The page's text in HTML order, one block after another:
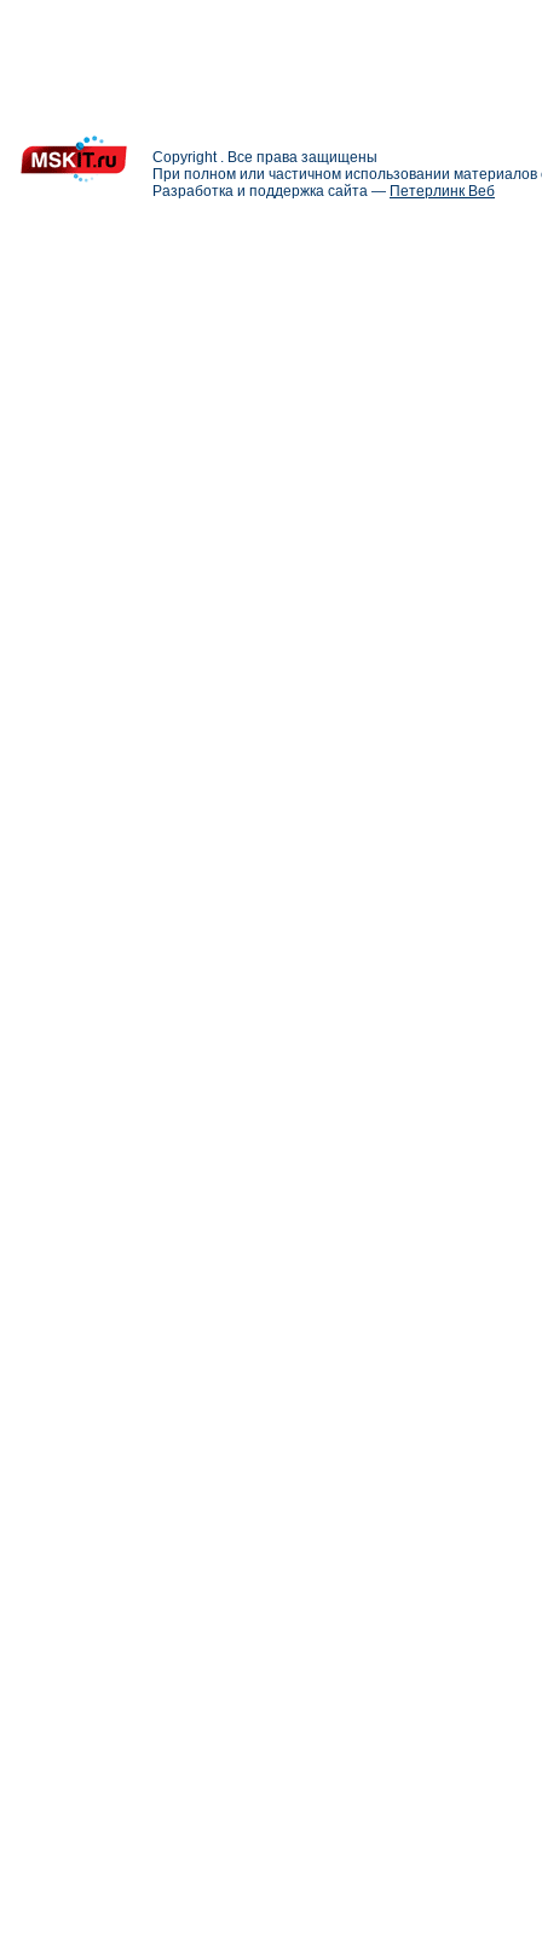
Copyright . Все права защищены
При полном или частичном использовании
Разработка и поддержка сайта — Петерлинк Веб